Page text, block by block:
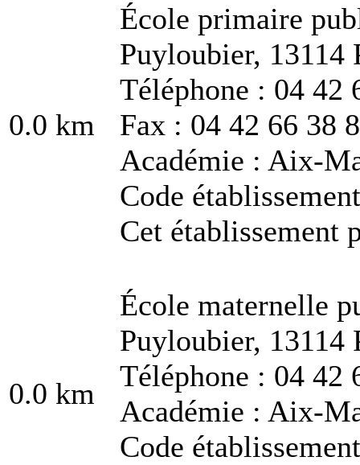
0.0 km
École primaire
Puyloubier, 13114
Téléphone : 04 42
Fax : 04 42 66 38
Académie : Aix-
Code
Cet établissement
0.0 km
École maternelle
Puyloubier, 13114
Téléphone : 04 42
Académie : Aix-
Code